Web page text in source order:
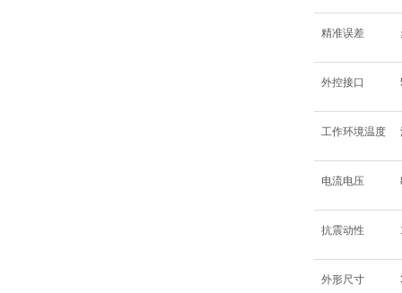
精准误差
外控接口
工作环境温度
电流电压
抗震动性
外形尺寸